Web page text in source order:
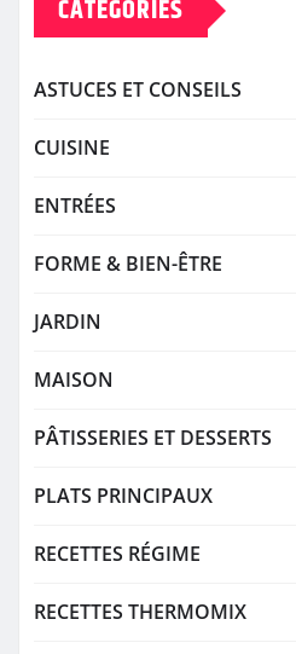
CATÉGORIES
ASTUCES ET CONSEILS
CUISINE
ENTRÉES
FORME & BIEN-ÊTRE
JARDIN
MAISON
PÂTISSERIES ET DESSERTS
PLATS PRINCIPAUX
RECETTES RÉGIME
RECETTES THERMOMIX